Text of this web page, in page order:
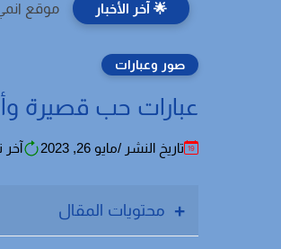
🌟 آخر الأخبار موقع
صور وعبارات
عبارات حب قصيرة
تاريخ النشر /مايو 26, 2023 آخر
محتويات المقال